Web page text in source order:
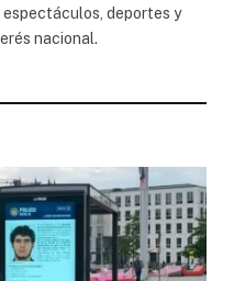
deportes y
nacional.